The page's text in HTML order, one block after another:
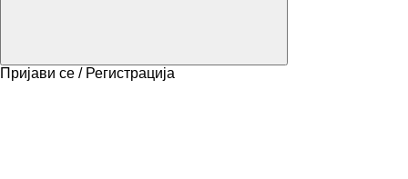
Пријави се / Регистрација